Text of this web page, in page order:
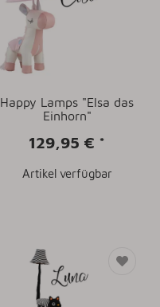
Happy Lamps "Elsa das
Einhorn"
129,95 € *
Artikel verfügbar